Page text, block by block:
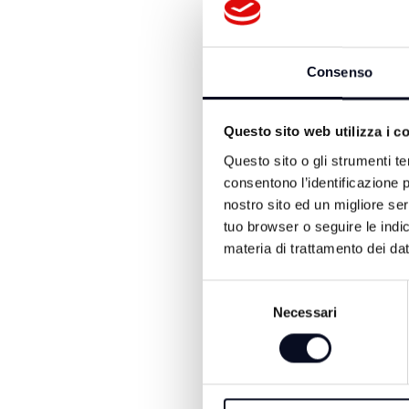
Consenso
Questo sito web utilizza i
Questo sito o gli strumenti
consentono
nostro sito ed un migliore
tuo browser o seguire le
materia di trattamento dei
Necessari
già dal precedente
dell’intera quota
2.355.000 euro – sarà
dei Paschi di Siena. Il
anche Rimini
legge dovrà essere
svolgendo attività sia di
(“reservation”), non
di revisione
settembre 2018, ma
giugno 2019; e Rimini
Consiglio Comunale) in
partecipazione.